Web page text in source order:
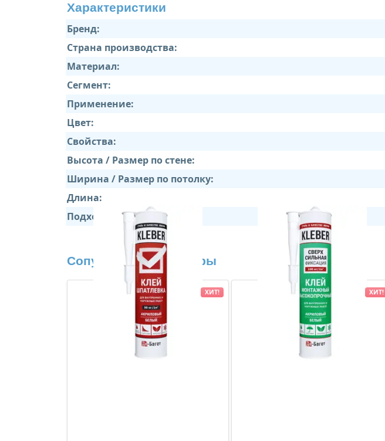
Характеристики
Бренд:
Страна производства:
Материал:
Сегмент:
Применение:
Цвет:
Свойства:
Высота / Размер по стене:
Ширина / Размер по потолку:
Длина:
Подходит:
Сопутствующие товары
ХИТ! ХИТ!